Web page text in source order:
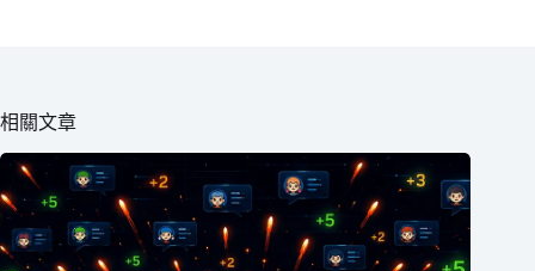
相關文章